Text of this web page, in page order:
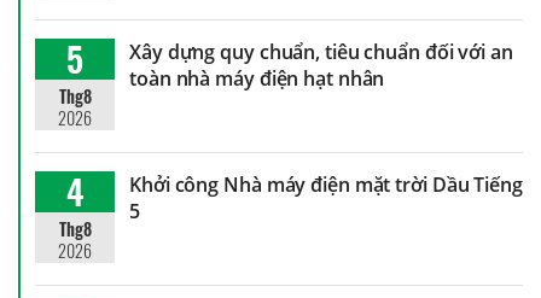
5
Thg8
2026
Xây dựng quy chuẩn, tiêu chuẩn đối với an
toàn nhà máy điện hạt nhân
4
Thg8
2026
Khởi công Nhà máy điện mặt trời Dầu Tiếng
5